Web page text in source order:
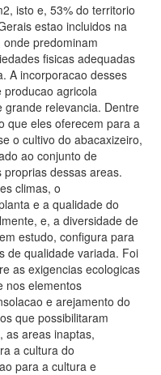
isto e, 53% do territorio
estao incluidos na
predominam
fisicas adequadas
A incorporacao desses
agricola
grande relevancia. Dentre
que eles oferecem para a
o cultivo do abacaxizeiro,
ao conjunto de
dessas areas.
climas, o
e a qualidade do
e, a diversidade de
estudo, configura para
de qualidade variada. Foi
as exigencias ecologicas
nos elementos
e arejamento do
que possibilitaram
as areas inaptas,
a cultura do
para a cultura e